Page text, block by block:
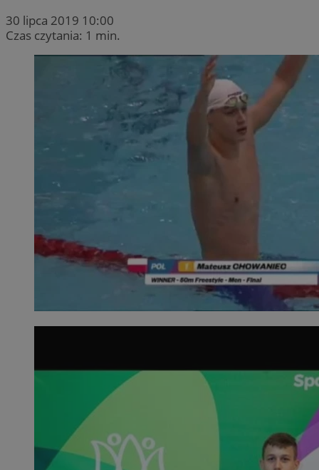
30 lipca 2019 10:00
Czas czytania: 1 min.